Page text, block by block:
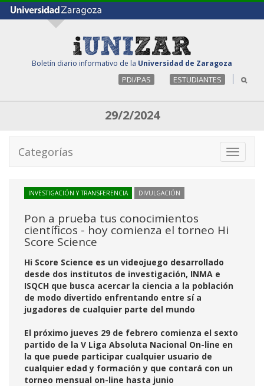
Boletín diario informativo de la Universidad de Zaragoza
PDI/PAS ESTUDIANTES
29/2/2024
Toggle
Categorías
INVESTIGACIÓN Y TRANSFERENCIA DIVULGACIÓN
Pon a prueba tus conocimientos
científicos - hoy comienza el torneo Hi
Score Science
Hi Score Science es un videojuego desarrollado
desde dos institutos de investigación, INMA e
ISQCH que busca acercar la ciencia a la población
de modo divertido enfrentando entre sí a
jugadores de cualquier parte del mundo
El próximo jueves 29 de febrero comienza el sexto
partido de la V Liga Absoluta Nacional On-line en
la que puede participar cualquier usuario de
cualquier edad y formación y que contará con un
torneo mensual on-line hasta junio